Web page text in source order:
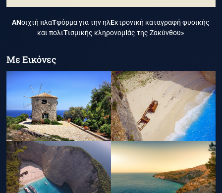
ΑΝοιχτή πλαΤφόρμα για την ηλΕκτρονική καταγραφή φυσικής
και πολιΤισμικής κληρονομΙάς της Ζακύνθου»
Με Εικόνες